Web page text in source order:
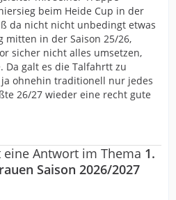
beim Heide Cup in der
da nicht nicht unbedingt etwas
mitten in der Saison 25/26,
sicher nicht alles umsetzen,
Da galt es die Talfahrtt zu
ja ohnehin traditionell nur jedes
26/27 wieder eine recht gute
eine Antwort im Thema 1.
Saison 2026/2027